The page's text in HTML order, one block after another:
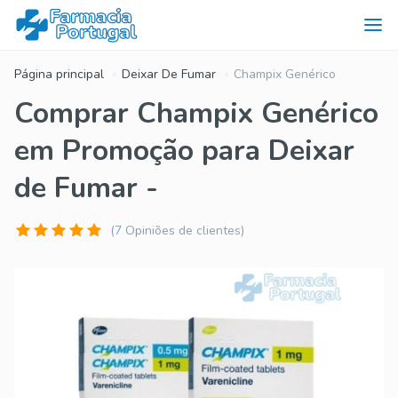
Página principal Deixar De Fumar Champix Genérico
Comprar Champix Genérico
em Promoção para Deixar
de Fumar -
(7 Opiniões de clientes)